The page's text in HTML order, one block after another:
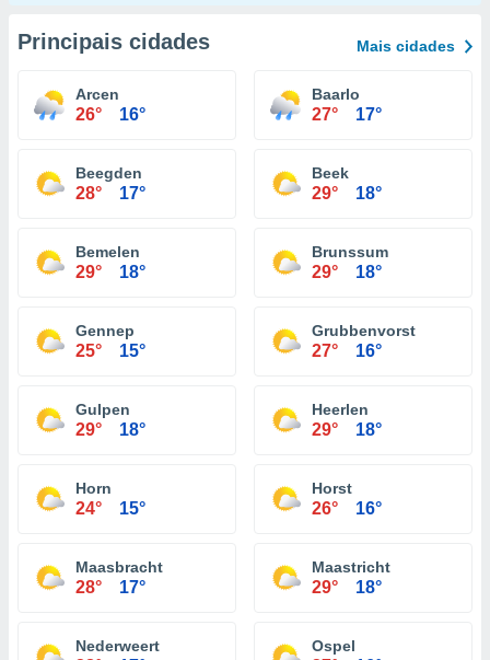
Principais cidades Mais cidades
Arcen
26° 16°
Baarlo
27° 17°
Beegden
28° 17°
Beek
29° 18°
Bemelen
29° 18°
Brunssum
29° 18°
Gennep
25° 15°
Grubbenvorst
27° 16°
Gulpen
29° 18°
Heerlen
29° 18°
Horn
24° 15°
Horst
26° 16°
Maasbracht
28° 17°
Maastricht
29° 18°
Nederweert Ospel